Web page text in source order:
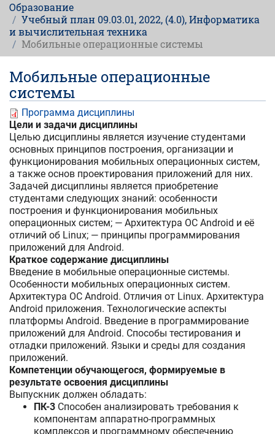
Образование
Учебный план 09.03.01, 2022, (4.0), Информатика
и вычислительная техника
Мобильные операционные системы
Мобильные операционные
системы
Программа дисциплины
Цели и задачи дисциплины
Целью дисциплины является изучение студентами
основных принципов построения, организации и
функционирования мобильных операционных систем,
а также основ проектирования приложений для них.
Задачей дисциплины является приобретение
студентами следующих знаний: особенности
построения и функционирования мобильных
операционных систем; — Архитектура ОС Android и её
отличий об Linux; — принципы программирования
приложений для Android.
Краткое содержание дисциплины
Введение в мобильные операционные системы.
Особенности мобильных операционных систем.
Архитектура ОС Android. Отличия от Linux. Архитектура
Android приложения. Технологические аспекты
платформы Android. Введение в программирование
приложений для Android. Способы тестирования и
отладки приложений. Языки и среды для создания
приложений.
Компетенции обучающегося, формируемые в
результате освоения дисциплины
Выпускник должен обладать:
ПК-3 Способен анализировать требования к
компонентам аппаратно-программных
комплексов и программному обеспечению